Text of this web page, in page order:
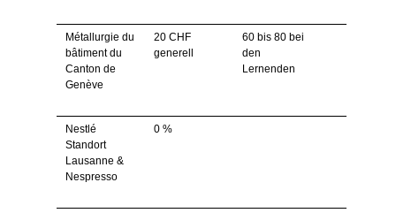
Métallurgie du
bâtiment du
Canton de
Genève
20 CHF
generell
60 bis 80 bei
den
Lernenden
Nestlé
Standort
Lausanne &
Nespresso
0 %